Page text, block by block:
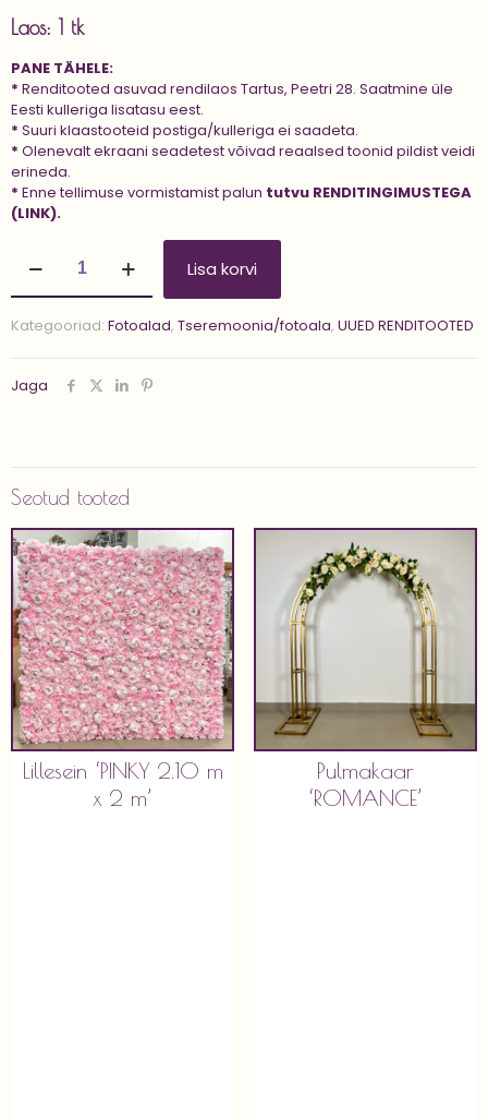
Laos: 1 tk
PANE TÄHELE:
* Renditooted asuvad rendilaos Tartus, Peetri 28. Saatmine üle
Eesti kulleriga lisatasu eest.
* Suuri klaastooteid postiga/kulleriga ei saadeta.
* Olenevalt ekraani seadetest võivad reaalsed toonid pildist veidi
erineda.
* Enne tellimuse vormistamist palun tutvu RENDITINGIMUSTEGA
(LINK).
'BLUE
FOIL
m
m'
Lisa korvi
Kategooriad: Fotoalad, Tseremoonia/fotoala, UUED RENDITOOTED
Jaga
Seotud tooted
Lillesein ‘PINKY 2.10 m
x 2 m’
Pulmakaar
‘ROMANCE’